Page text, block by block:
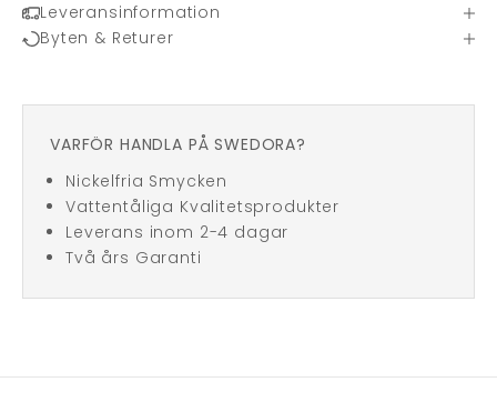
Leveransinformation
Byten & Returer
VARFÖR HANDLA PÅ SWEDORA?
Nickelfria Smycken
Vattentåliga Kvalitetsprodukter
Leverans inom 2-4 dagar
Två års Garanti